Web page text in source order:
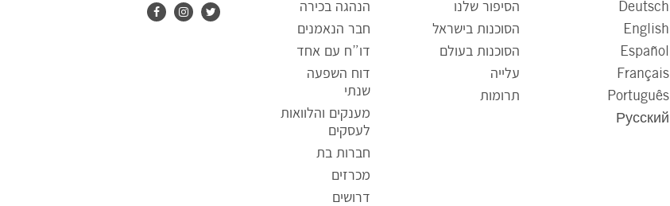
Deutsch
English
Español
Français
Português
Русский
הסיפור שלנו
הסוכנות בישראל
הסוכנות בעולם
עלייה
תרומות
הנהגה בכירה
חבר הנאמנים
דו”ח עם אחד
דוח השפעה
שנתי
מענקים והלוואות
לעסקים
חברות בת
מכרזים
דרושים